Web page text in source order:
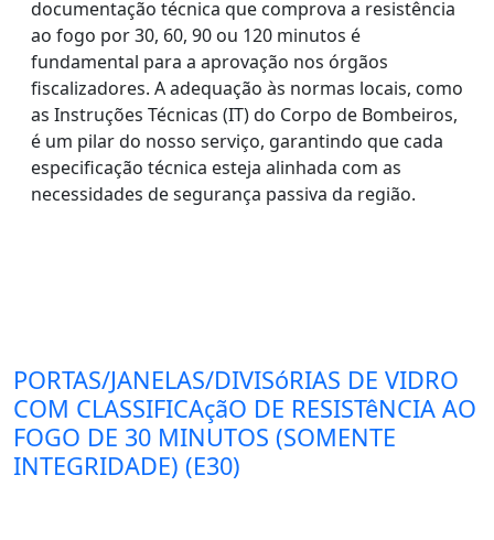
documentação técnica que comprova a resistência
ao fogo por 30, 60, 90 ou 120 minutos é
fundamental para a aprovação nos órgãos
fiscalizadores. A adequação às normas locais, como
as Instruções Técnicas (IT) do Corpo de Bombeiros,
é um pilar do nosso serviço, garantindo que cada
especificação técnica esteja alinhada com as
necessidades de segurança passiva da região.
PORTAS/JANELAS/DIVISóRIAS DE VIDRO
COM CLASSIFICAçãO DE RESISTêNCIA AO
FOGO DE 30 MINUTOS (SOMENTE
INTEGRIDADE) (E30)